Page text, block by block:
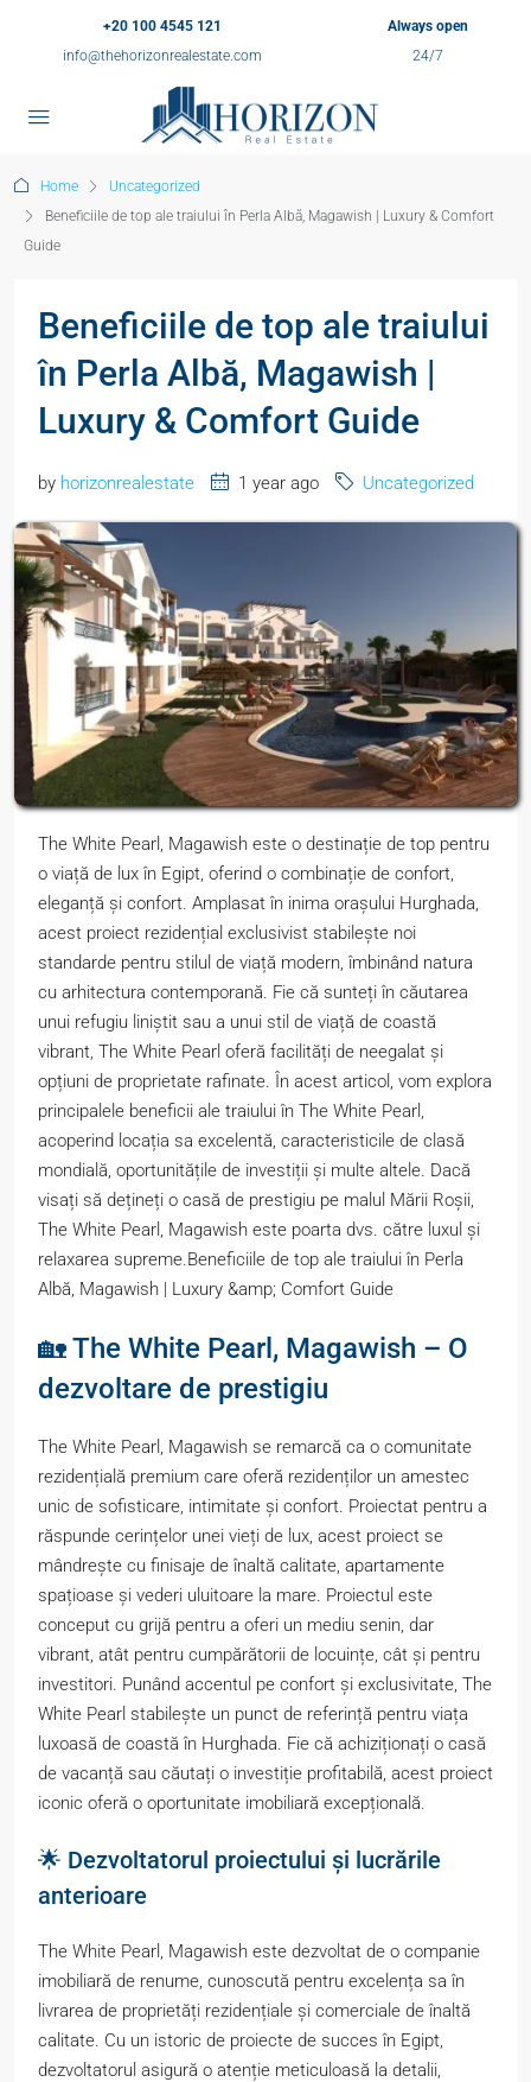
+20 100 4545 121
info@thehorizonrealestate.com
Always open
24/7
Home
Uncategorized
Beneficiile de top ale traiului în Perla Albă, Magawish | Luxury & Comfort
Guide
Beneficiile de top ale traiului
în Perla Albă, Magawish |
Luxury & Comfort Guide
by horizonrealestate 1 year ago Uncategorized
The White Pearl, Magawish este o destinație de top pentru
o viață de lux în Egipt, oferind o combinație de confort,
eleganță și confort. Amplasat în inima orașului Hurghada,
acest proiect rezidențial exclusivist stabilește noi
standarde pentru stilul de viață modern, îmbinând natura
cu arhitectura contemporană. Fie că sunteți în căutarea
unui refugiu liniștit sau a unui stil de viață de coastă
vibrant, The White Pearl oferă facilități de neegalat și
opțiuni de proprietate rafinate. În acest articol, vom explora
principalele beneficii ale traiului în The White Pearl,
acoperind locația sa excelentă, caracteristicile de clasă
mondială, oportunitățile de investiții și multe altele. Dacă
visați să dețineți o casă de prestigiu pe malul Mării Roșii,
The White Pearl, Magawish este poarta dvs. către luxul și
relaxarea supreme.Beneficiile de top ale traiului în Perla
Albă, Magawish | Luxury &amp; Comfort Guide
🏡 The White Pearl, Magawish – O
dezvoltare de prestigiu
The White Pearl, Magawish se remarcă ca o comunitate
rezidențială premium care oferă rezidenților un amestec
unic de sofisticare, intimitate și confort. Proiectat pentru a
răspunde cerințelor unei vieți de lux, acest proiect se
mândrește cu finisaje de înaltă calitate, apartamente
spațioase și vederi uluitoare la mare. Proiectul este
conceput cu grijă pentru a oferi un mediu senin, dar
vibrant, atât pentru cumpărătorii de locuințe, cât și pentru
investitori. Punând accentul pe confort și exclusivitate, The
White Pearl stabilește un punct de referință pentru viața
luxoasă de coastă în Hurghada. Fie că achiziționați o casă
de vacanță sau căutați o investiție profitabilă, acest proiect
iconic oferă o oportunitate imobiliară excepțională.
🌟 Dezvoltatorul proiectului și lucrările
anterioare
The White Pearl, Magawish este dezvoltat de o companie
imobiliară de renume, cunoscută pentru excelența sa în
livrarea de proprietăți rezidențiale și comerciale de înaltă
calitate. Cu un istoric de proiecte de succes în Egipt,
dezvoltatorul asigură o atenție meticuloasă la detalii,